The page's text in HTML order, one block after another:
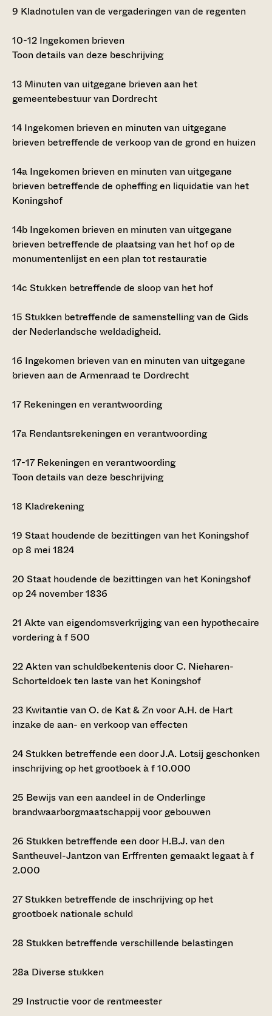
9 Kladnotulen van de vergaderingen van de regenten
10-12 Ingekomen brieven
Toon details van deze beschrijving
13 Minuten van uitgegane brieven aan het
gemeentebestuur van Dordrecht
14 Ingekomen brieven en minuten van uitgegane
brieven betreffende de verkoop van de grond en huizen
14a Ingekomen brieven en minuten van uitgegane
brieven betreffende de opheffing en liquidatie van het
Koningshof
14b Ingekomen brieven en minuten van uitgegane
brieven betreffende de plaatsing van het hof op de
monumentenlijst en een plan tot restauratie
14c Stukken betreffende de sloop van het hof
15 Stukken betreffende de samenstelling van de Gids
der Nederlandsche weldadigheid.
16 Ingekomen brieven van en minuten van uitgegane
brieven aan de Armenraad te Dordrecht
17 Rekeningen en verantwoording
17a Rendantsrekeningen en verantwoording
17-17 Rekeningen en verantwoording
Toon details van deze beschrijving
18 Kladrekening
19 Staat houdende de bezittingen van het Koningshof
op 8 mei 1824
20 Staat houdende de bezittingen van het Koningshof
op 24 november 1836
21 Akte van eigendomsverkrijging van een hypothecaire
vordering àf 500
22Akten van schuldbekentenis door C. Nieharen-
Schorteldoek ten laste van het Koningshof
23 Kwitantie van O. de Kat & Zn voor A.H. de Hart
inzake de aan- en verkoop van effecten
24Stukken betreffende een door J.A. Lotsij geschonken
inschrijving op het grootboek àf10.000
25 Bewijs van een aandeel in de Onderlinge
brandwaarborgmaatschappij voor gebouwen
26 Stukken betreffende een door H.B.J. van den
Santheuvel-Jantzon van Erffrenten gemaakt legaat àf
2.000
27Stukken betreffende de inschrijving op het
grootboek nationale schuld
28 Stukken betreffende verschillende belastingen
28a Diverse stukken
29 Instructie voor de rentmeester